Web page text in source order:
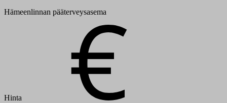
Hämeenlinnan pääterveysasema
Hinta